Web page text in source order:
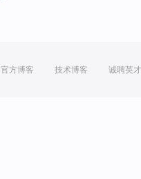
官方博客 技术博客 诚聘英才